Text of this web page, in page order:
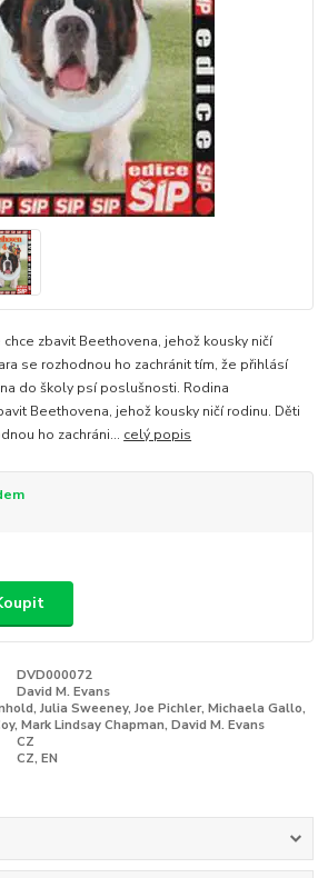
zbavit Beethovena, jehož kousky ničí
se rozhodnou ho zachránit tím, že přihlásí
do školy psí poslušnosti. Rodina
Beethovena, jehož kousky ničí rodinu. Děti
ho zachráni... celý popis
DVD000072
David M. Evans
Julia Sweeney, Joe Pichler, Michaela Gallo,
Mark Lindsay Chapman, David M. Evans
CZ
CZ, EN